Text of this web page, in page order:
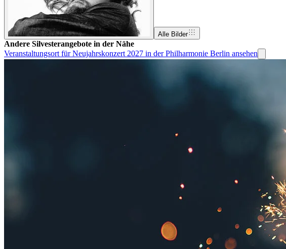
Alle Bilder
Andere Silvesterangebote in der Nähe
Veranstaltungsort für Neujahrskonzert 2027 in der Philharmonie Berlin ansehen